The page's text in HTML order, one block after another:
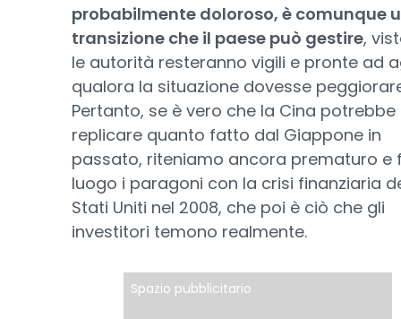
probabilmente doloroso, è comunque
transizione che il paese può gestire,
le autorità resteranno vigili e pronte ad
qualora la situazione dovesse
Pertanto, se è vero che la Cina potrebbe
replicare quanto fatto dal Giappone in
passato, riteniamo ancora prematuro e
luogo i paragoni con la crisi finanziaria
Stati Uniti nel 2008, che poi è ciò che gli
investitori temono realmente.
Spazio pubblicitario